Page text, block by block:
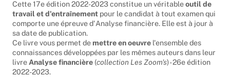
Cette 17e édition 2022-2023 constitue un véritableoutil de
travail et d'entraînement pour le candidat à tout examen qui
comporte une épreuve d'Analyse financière. Elle est à jour à
sa date de publication.
Ce livre vous permet de mettre en oeuvre l'ensemble des
connaissances développées par les mêmes auteurs dans leur
livre Analyse financière (collection Les Zoom's) - 26e édition
2022-2023.